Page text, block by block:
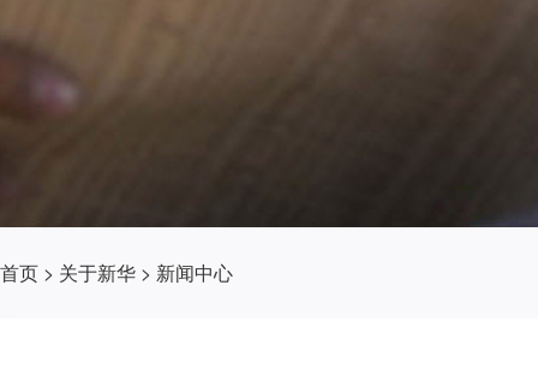
首页 > 关于新华 > 新闻中心